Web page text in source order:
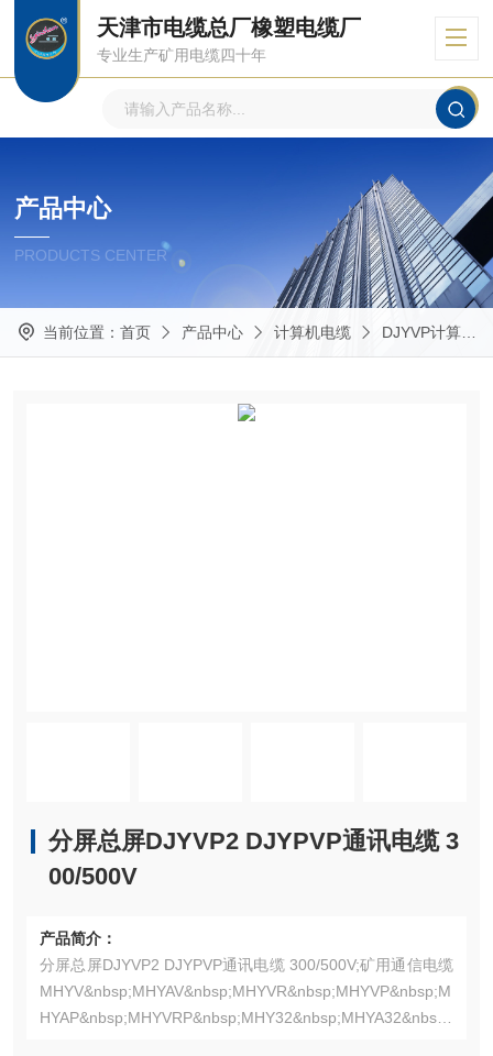
天津市电缆总厂橡塑电缆厂
专业生产矿用电缆四十年
产品中心
PRODUCTS CENTER
当前位置： 首页 产品中心 计算机电缆 DJYVP计算机电缆
分屏总屏DJYVP2 DJYPVP通讯电缆 3
00/500V
产品简介：
分屏总屏DJYVP2 DJYPVP通讯电缆 300/500V;矿用通信电缆
MHYV&nbsp;MHYAV&nbsp;MHYVR&nbsp;MHYVP&nbsp;M
HYAP&nbsp;MHYVRP&nbsp;MHY32&nbsp;MHYA32&nbsp;